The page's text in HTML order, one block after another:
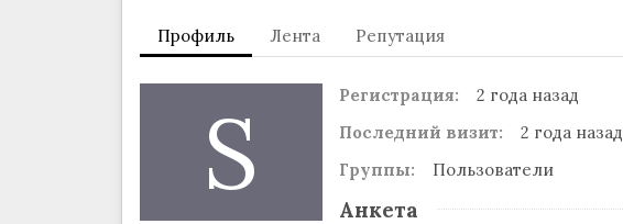
Профиль Лента Репутация
S Регистрация:
2 года назад
Последний визит:
2 года назад
Группы:
Пользователи
Анкета